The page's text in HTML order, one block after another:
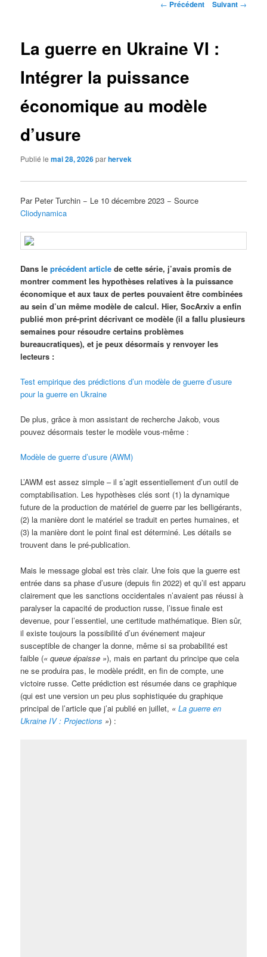
Navigation
← Précédent Suivant →
La guerre en Ukraine VI :
Intégrer la puissance
économique au modèle
d’usure
Publié lemai 28, 2026parhervek
Par Peter Turchin − Le 10 décembre 2023 − Source
Cliodynamica
Dans leprécédent article de cette série, j’avais promis de
montrer comment les hypothèses relatives à la puissance
économique et aux taux de pertes pouvaient être combinées
au sein d’un même modèle de calcul. Hier, SocArxiv a enfin
publié mon pré-print décrivant ce modèle (il a fallu plusieurs
semaines pour résoudre certains problèmes
bureaucratiques), et je peux désormais y renvoyer les
lecteurs :
Test empirique des prédictions d’un modèle de guerre d’usure
pour la guerre en Ukraine
De plus, grâce à mon assistant de recherche Jakob, vous
pouvez désormais tester le modèle vous-même :
Modèle de guerre d’usure (AWM)
L’AWM est assez simple – il s’agit essentiellement d’un outil de
comptabilisation. Les hypothèses clés sont (1) la dynamique
future de la production de matériel de guerre par les belligérants,
(2) la manière dont le matériel se traduit en pertes humaines, et
(3) la manière dont le point final est déterminé. Les détails se
trouvent dans le pré-publication.
Mais le message global est très clair. Une fois que la guerre est
entrée dans sa phase d’usure (depuis fin 2022) et qu’il est apparu
clairement que les sanctions occidentales n’avaient pas réussi à
paralyser la capacité de production russe, l’issue finale est
devenue, pour l’essentiel, une certitude mathématique. Bien sûr,
il existe toujours la possibilité d’un événement majeur
susceptible de changer la donne, même si sa probabilité est
faible (« queue épaisse »), mais en partant du principe que cela
ne se produira pas, le modèle prédit, en fin de compte, une
victoire russe. Cette prédiction est résumée dans ce graphique
(qui est une version un peu plus sophistiquée du graphique
principal de l’article que j’ai publié en juillet, «La guerre en
Ukraine IV : Projections ») :